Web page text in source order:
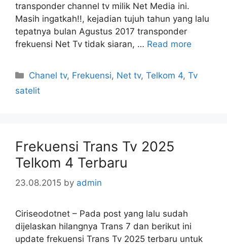
transponder channel tv milik Net Media ini.
Masih ingatkah!!, kejadian tujuh tahun yang lalu
tepatnya bulan Agustus 2017 transponder
frekuensi Net Tv tidak siaran, … Read more
Categories
Chanel tv, Frekuensi, Net tv,Telkom 4,Tv
satelit
Frekuensi Trans Tv 2025
Telkom 4 Terbaru
23.08.2015 by admin
Ciriseodotnet – Pada post yang lalu sudah
dijelaskan hilangnya Trans 7 dan berikut ini
update frekuensi Trans Tv 2025 terbaru untuk